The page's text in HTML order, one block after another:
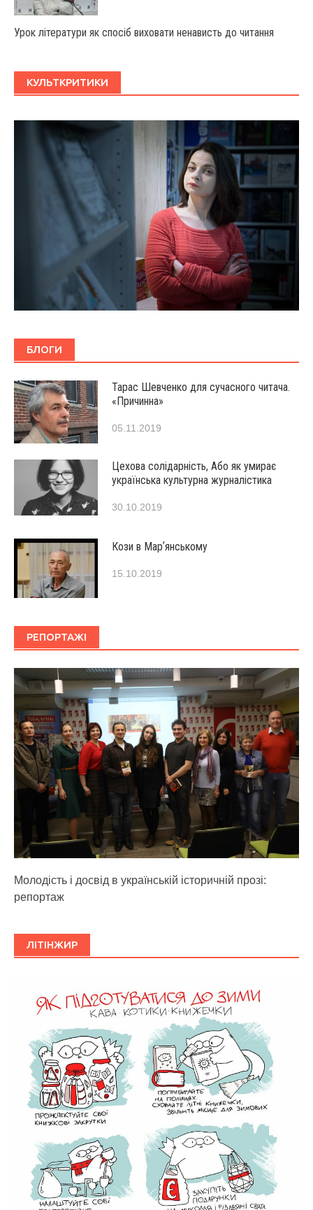
Урок літератури як спосіб виховати ненависть до читання
КУЛЬТКРИТИКИ
БЛОГИ
Тарас Шевченко для сучасного читача.
«Причинна»
05.11.2019
Цехова солідарність, Або як умирає
українська культурна журналістика
30.10.2019
Кози в Марʼянському
15.10.2019
РЕПОРТАЖІ
Молодість і досвід в українській історичній прозі:
репортаж
ЛІТІНЖИР